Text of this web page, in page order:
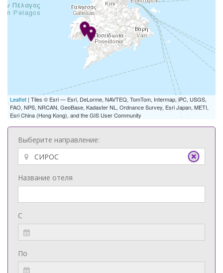
Leaflet | Tiles © Esri — Esri, DeLorme, NAVTEQ, TomTom, Intermap, iPC, USGS,
FAO, NPS, NRCAN, GeoBase, Kadaster NL, Ordnance Survey, Esri Japan, METI,
Esri China (Hong Kong), and the GIS User Community
Выберите направление:
Название отеля
С
По